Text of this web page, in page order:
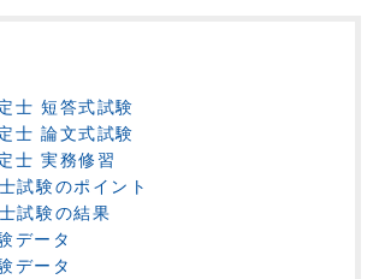
士 短答式試験
士 論文式試験
士 実務修習
試験のポイント
試験の結果
データ
データ